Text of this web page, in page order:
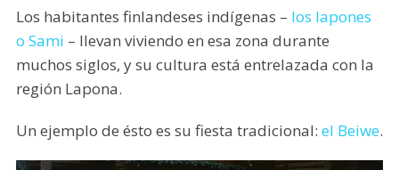
Los habitantes finlandeses indígenas – los lapones
o Sami – llevan viviendo en esa zona durante
muchos siglos, y su cultura está entrelazada con la
región Lapona.
Un ejemplo de ésto es su fiesta tradicional: el Beiwe.